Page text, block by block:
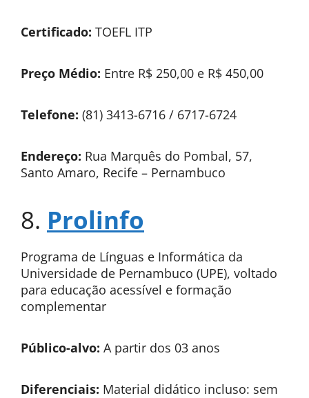
Certificado: TOEFL ITP
Preço Médio: Entre R$ 250,00 e R$ 450,00
Telefone: (81) 3413-6716 / 6717-6724
Endereço: Rua Marquês do Pombal, 57,
Santo Amaro, Recife – Pernambuco
8. Prolinfo
Programa de Línguas e Informática da
Universidade de Pernambuco (UPE), voltado
para educação acessível e formação
complementar
Público-alvo: A partir dos 03 anos
Diferenciais: Material didático incluso: sem